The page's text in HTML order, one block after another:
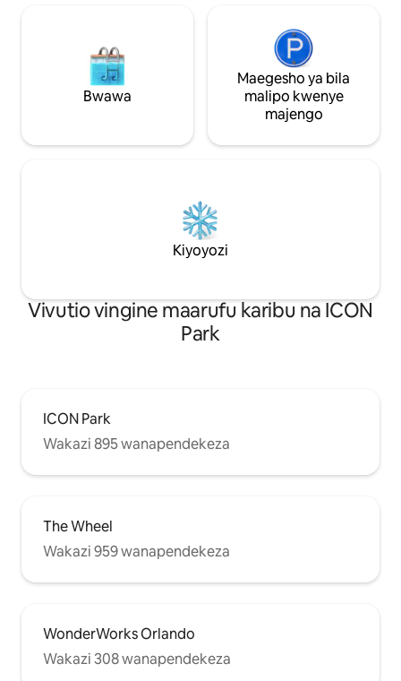
Bwawa
Maegesho ya bila
malipo kwenye
majengo
Kiyoyozi
Vivutio vingine maarufu karibu na ICON
Park
ICON Park
Wakazi 895 wanapendekeza
The Wheel
Wakazi 959 wanapendekeza
WonderWorks Orlando
Wakazi 308 wanapendekeza